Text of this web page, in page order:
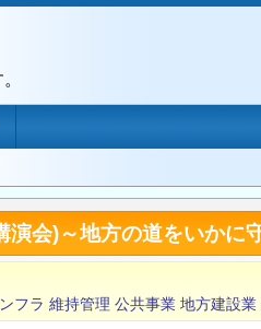
会)～地方の道をいかに
フラ 維持管理 公共事業 地方建設業